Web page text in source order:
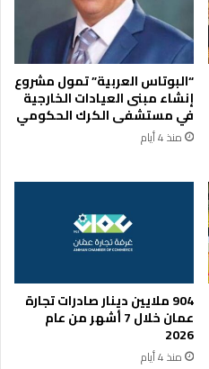
“البوتاس العربية” تمول مشروع
إنشاء مبنى العيادات الخارجية
في مستشفى الكرك الحكومي
منذ 4 أيام
904 ملايين دينار صادرات تجارة
عمان خلال 7 أشهر من عام
2026
منذ 4 أيام